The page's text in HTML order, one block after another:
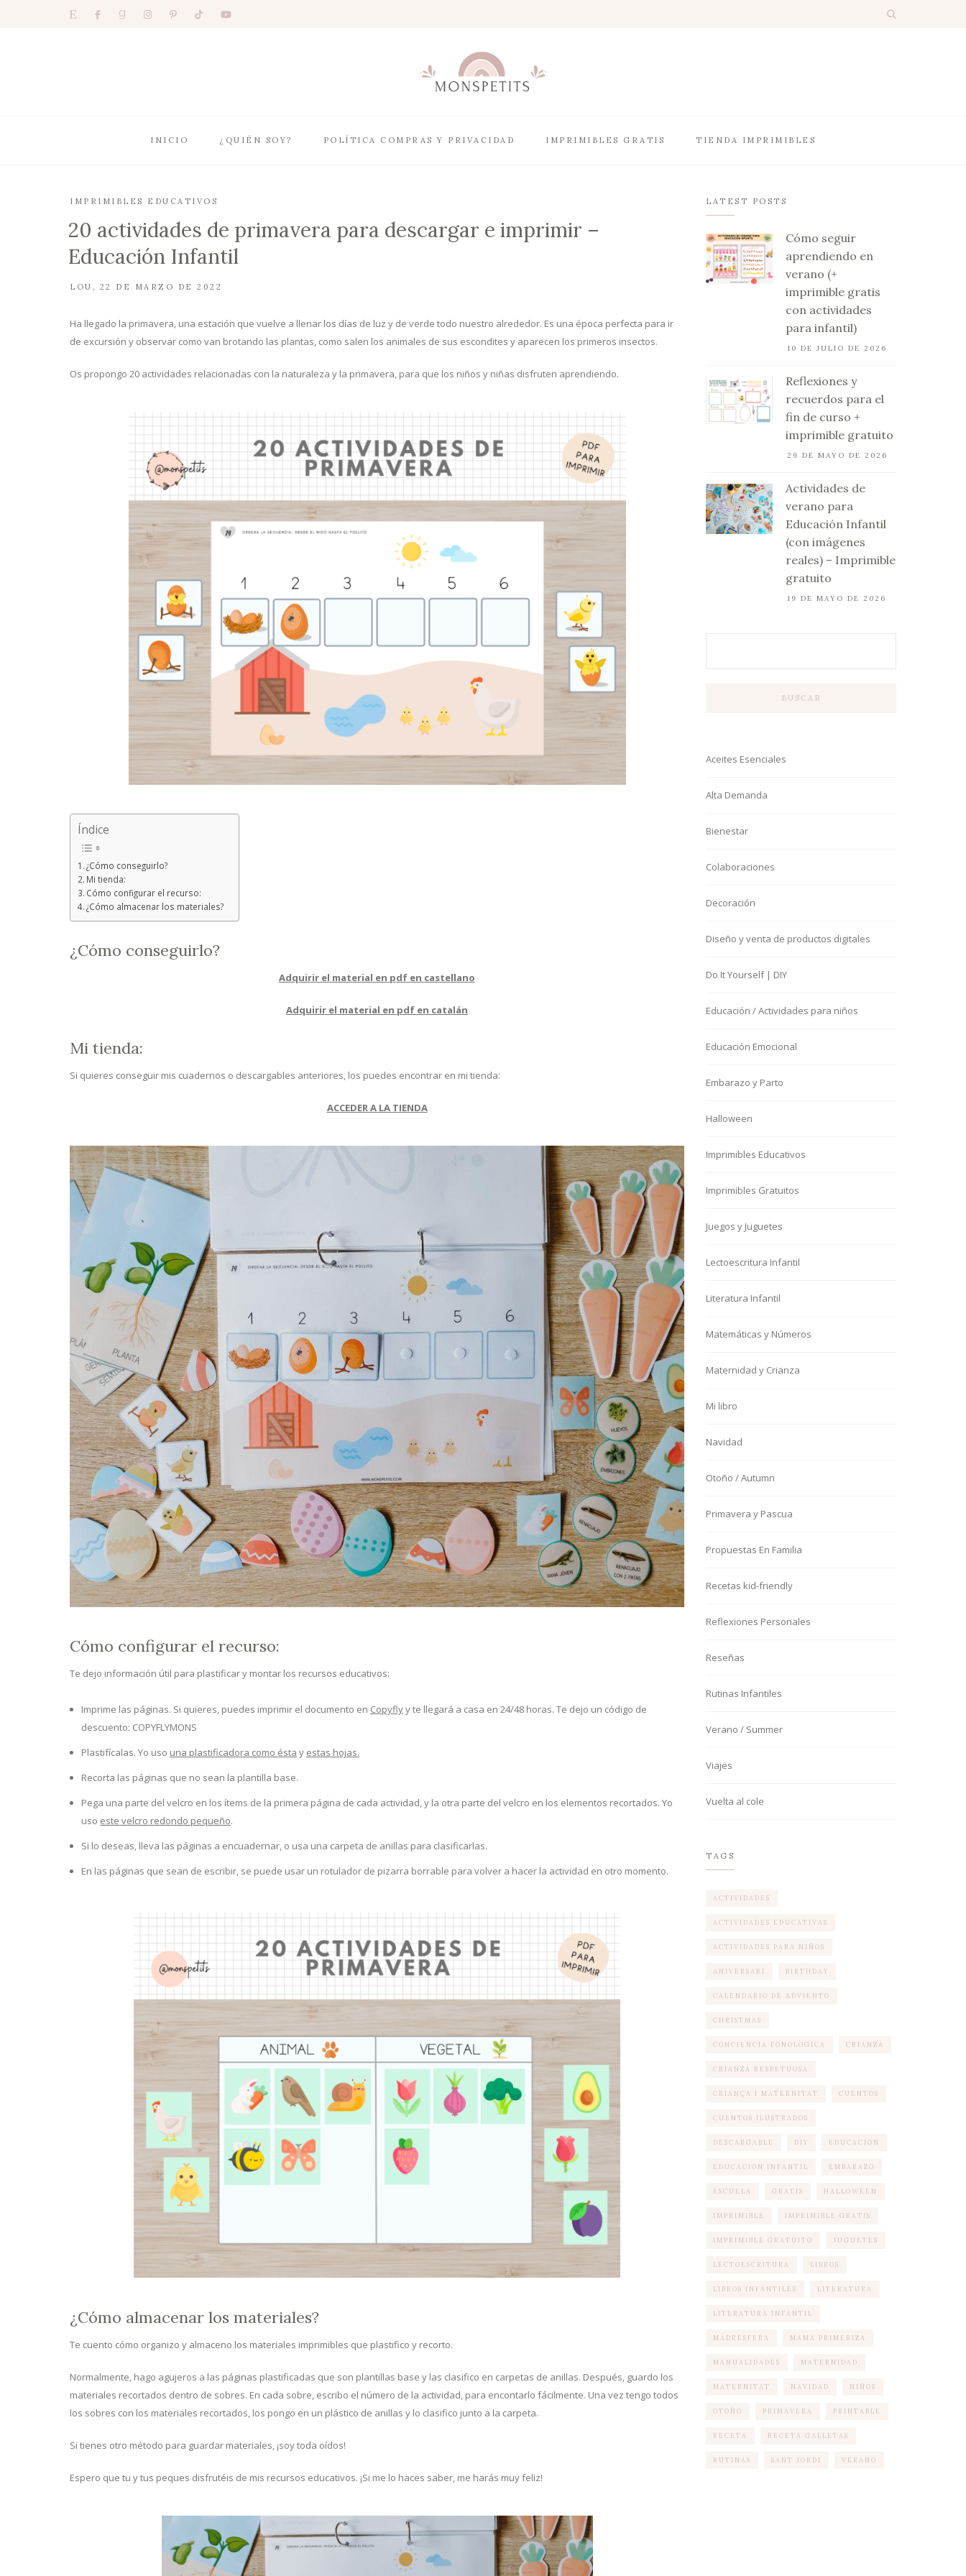
INICIO ¿QUIÉN SOY? POLÍTICA COMPRAS Y PRIVACIDAD IMPRIMIBLES GRATIS TIENDA IMPRIMIBLES
IMPRIMIBLES EDUCATIVOS
20 actividades de primavera para descargar e imprimir –
Educación Infantil
LOU 22 DE MARZO DE 2022
Ha llegado la primavera, una estación que vuelve a llenar los días de luz y de verde todo nuestro alrededor. Es una época perfecta para ir
de excursión y observar como van brotando las plantas, como salen los animales de sus escondites y aparecen los primeros insectos.
Os propongo 20 actividades relacionadas con la naturaleza y la primavera, para que los niños y niñas disfruten aprendiendo.
Índice
¿Cómo conseguirlo?
Mi tienda:
Cómo configurar el recurso:
¿Cómo almacenar los materiales?
¿Cómo conseguirlo?
Adquirir el material en pdf en castellano
Adquirir el material en pdf en catalán
Mi tienda:
Si quieres conseguir mis cuadernos o descargables anteriores, los puedes encontrar en mi tienda:
ACCEDER A LA TIENDA
Cómo configurar el recurso:
Te dejo información útil para plastificar y montar los recursos educativos:
Imprime las páginas. Si quieres, puedes imprimir el documento en Copyflyy te llegará a casa en 24/48 horas. Te dejo un código de
descuento: COPYFLYMONS
Plastifícalas. Yo uso una plastificadora como ésta y estas hojas.
Recorta las páginas que no sean la plantilla base.
Pega una parte del velcro en los ítems de la primera página de cada actividad, y la otra parte del velcro en los elementos recortados. Yo
uso este velcro redondo pequeño.
Si lo deseas, lleva las páginas a encuadernar, o usa una carpeta de anillas para clasificarlas.
En las páginas que sean de escribir, se puede usar un rotulador de pizarra borrable para volver a hacer la actividad en otro momento.
¿Cómo almacenar los materiales?
Te cuento cómo organizo y almaceno los materiales imprimibles que plastifico y recorto.
Normalmente, hago agujeros a las páginas plastificadas que son plantillas base y las clasifico en carpetas de anillas. Después, guardo los
materiales recortados dentro de sobres. En cada sobre, escribo el número de la actividad, para encontarlo fácilmente. Una vez tengo todos
los sobres con los materiales recortados, los pongo en un plástico de anillas y lo clasifico junto a la carpeta.
Si tienes otro método para guardar materiales, ¡soy toda oídos!
Espero que tu y tus peques disfrutéis de mis recursos educativos. ¡Si me lo haces saber, me harás muy feliz!
LATEST POSTS
Cómo seguir
aprendiendo en
verano (+
imprimible gratis
con actividades
para infantil)
10 DE JULIO DE 2026
Reflexiones y
recuerdos para el
fin de curso +
imprimible gratuito
29 DE MAYO DE 2026
Actividades de
verano para
Educación Infantil
(con imágenes
reales) – Imprimible
gratuito
19 DE MAYO DE 2026
BUSCAR
Aceites Esenciales
Alta Demanda
Bienestar
Colaboraciones
Decoración
Diseño y venta de productos digitales
Do It Yourself | DIY
Educación / Actividades para niños
Educación Emocional
Embarazo y Parto
Halloween
Imprimibles Educativos
Imprimibles Gratuitos
Juegos y Juguetes
Lectoescritura Infantil
Literatura Infantil
Matemáticas y Números
Maternidad y Crianza
Mi libro
Navidad
Otoño / Autumn
Primavera y Pascua
Propuestas En Familia
Recetas kid-friendly
Reflexiones Personales
Reseñas
Rutinas Infantiles
Verano / Summer
Viajes
Vuelta al cole
TAGS
ACTIVIDADES
ACTIVIDADES EDUCATIVAS
ACTIVIDADES PARA NIÑOS
ANIVERSARI BIRTHDAY
CALENDARIO DE ADVIENTO
CHRISTMAS
CONCIENCIA FONOLOGICA CRIANZA
CRIANZA RESPETUOSA
CRIANÇA I MATERNITAT CUENTOS
CUENTOS ILUSTRADOS
DESCARGABLE DIY EDUCACION
EDUCACION INFANTIL EMBARAZO
ESCUELA GRATIS HALLOWEEN
IMPRIMIBLE IMPRIMIBLE GRATIS
IMPRIMIBLE GRATUITO JUGUETES
LECTOESCRITURA LIBROS
LIBROS INFANTILES LITERATURA
LITERATURA INFANTIL
MADRESFERA MAMA PRIMERIZA
MANUALIDADES MATERNIDAD
MATERNITAT NAVIDAD NIÑOS
OTOÑO PRIMAVERA PRINTABLE
RECETA RECETA GALLETAS
RUTINAS SANT JORDI VERANO